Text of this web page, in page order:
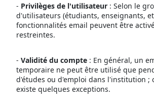
- Privilèges de l'utilisateur: Selon le
d'utilisateurs (étudiants, enseignants,
fonctionnalités email peuvent être
restreintes.
- Validité du compte: En général, un
temporaire ne peut être utilisé que
d'études ou d'emploi dans l'institution ;
existe quelques exceptions.